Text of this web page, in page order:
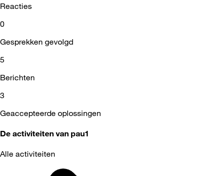
Reacties
0
Gesprekken gevolgd
5
Berichten
3
Geaccepteerde oplossingen
De activiteiten van pau1
Alle activiteiten